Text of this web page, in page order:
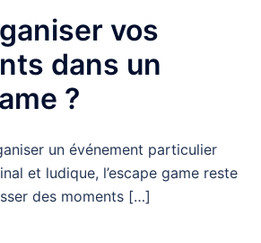
vos
dans un
?
un événement particulier
et ludique, l’escape game reste
des moments […]